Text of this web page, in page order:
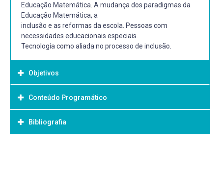
Educação Matemática. A mudança dos paradigmas da
Educação Matemática, a
inclusão e as reformas da escola. Pessoas com
necessidades educacionais especiais.
Tecnologia como aliada no processo de inclusão.
Objetivos
Objetivo Geral:
Objetivo geral:
Conteúdo Programático
 Educação inclusiva e a diversidade como referência
para repensar as
Bibliografia